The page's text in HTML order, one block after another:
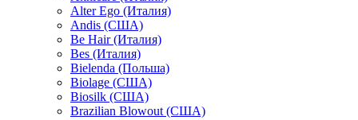
Alter Ego (Италия)
Andis (США)
Be Hair (Италия)
Bes (Италия)
Bielenda (Польша)
Biolage (США)
Biosilk (США)
Brazilian Blowout (США)